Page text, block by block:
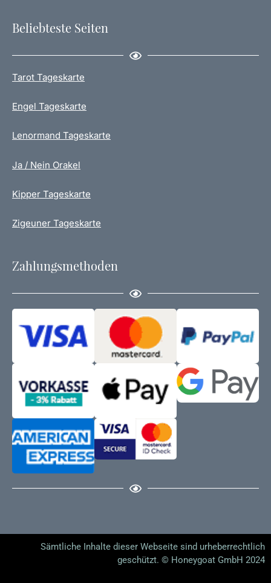
Beliebteste Seiten
Tarot Tageskarte
Engel Tageskarte
Lenormand Tageskarte
Ja / Nein Orakel
Kipper Tageskarte
Zigeuner Tageskarte
Zahlungsmethoden
Sämtliche Inhalte dieser Webseite sind urheberrechtlich
geschützt. © Honeygoat GmbH 2024